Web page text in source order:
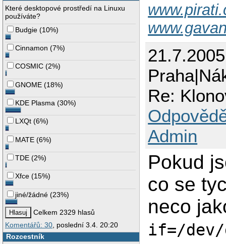
Které desktopové prostředí na Linuxu
používáte?
Budgie (10%)
Cinnamon (7%)
COSMIC (2%)
GNOME (18%)
KDE Plasma (30%)
LXQt (6%)
MATE (6%)
TDE (2%)
Xfce (15%)
jiné/žádné (23%)
Celkem 2329 hlasů
Komentářů: 30, poslední 3.4. 20:20
Rozcestník
Re:
Admin
Pokud
co se
neco
if=/